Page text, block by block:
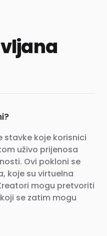
stavke koje korisnici
uživo prijenosa
Ovi pokloni se
koje su virtuelna
mogu pretvoriti
se zatim mogu